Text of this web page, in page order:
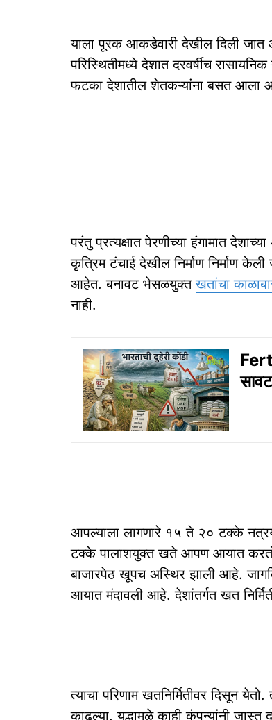
याला पूरक आकडेवारी देखील दिली
परिस्थितीमध्ये देशात दरवर्षीच
फटका देशातील शेतकऱ्यांना बसत आला
परंतु प्रत्यक्षात पेरणीच्या हंगामात
कृत्रिम टंचाई देखील निर्माण निर्माण
आहेत. बनावट भेसळयुक्तखतांचा
नाही.
सावट
आपल्याला लागणारे १५ ते २० टक्के
टक्के पालाशयुक्त खते आपण आयात करतो.
बाजारपेठ खूपच अस्थिर झाली आहे.
आयात मंदावली आहे. देशांतर्गत खत
त्याचा परिणाम खतनिर्मितीवर दिसून
काढल्या. युद्धामुळे काही कंपन्यांनी जास्त